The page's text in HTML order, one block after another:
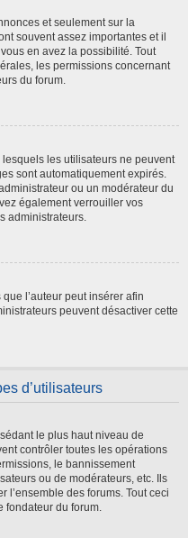
et seulement sur la
souvent assez importantes et il
en avez la possibilité. Tout
les permissions concernant
du forum.
les utilisateurs ne peuvent
sont automatiquement expirés.
ou un modérateur du
également verrouiller vos
administrateurs.
l’auteur peut insérer afin
peuvent désactiver cette
d’utilisateurs
le plus haut niveau de
contrôler toutes les opérations
le bannissement
ou de modérateurs, etc. Ils
l’ensemble des forums. Tout ceci
du forum.